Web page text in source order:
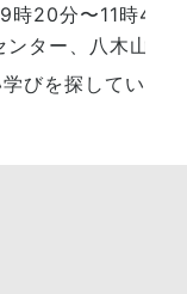
20分〜11時45分
ター、八木山市
びを探してい